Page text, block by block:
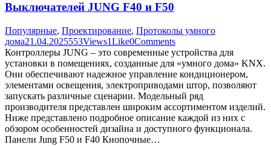
Выключателей JUNG F40 и F50
Популярные, Проектирование, Протоколы умного
дома21.04.2025553Views1Like0Comments
Контроллеры JUNG – это современные устройства для
установки в помещениях, созданные для «умного дома» KNX.
Они обеспечивают надежное управление кондиционером,
элементами освещения, электроприводами штор, позволяют
запускать различные сценарии. Модельный ряд
производителя представлен широким ассортиментом изделий.
Ниже представлено подробное описание каждой из них с
обзором особенностей дизайна и доступного функционала.
Панели Jung F50 и F40 Кнопочные…